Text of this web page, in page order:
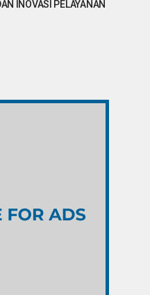
INOVASI PELAYANAN